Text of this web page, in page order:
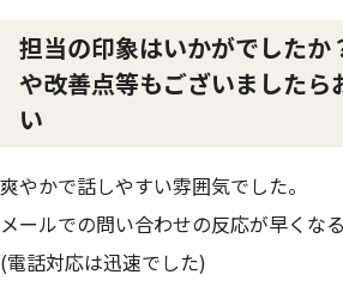
担当の印象はいかがでしたか
や改善点等もございましたら
い
爽やかで話しやすい雰囲気でした。
メールでの問い合わせの反応が早くな
(電話対応は迅速でした)